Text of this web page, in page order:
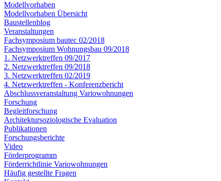
Modellvorhaben
Modellvorhaben Übersicht
Baustellenblog
Veranstaltungen
Fachsymposium bautec 02/2018
Fachsymposium Wohnungsbau 09/2018
1. Netzwerktreffen 09/2017
2. Netzwerktreffen 09/2018
3. Netzwerktreffen 02/2019
4. Netzwerktreffen - Konferenzbericht
Abschlussveranstaltung Variowohnungen
Forschung
Begleitforschung
Architektursoziologische Evaluation
Publikationen
Forschungsberichte
Video
Förderprogramm
Förderrichtlinie Variowohnungen
Häufig gestellte Fragen